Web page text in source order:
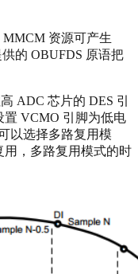
资源可产生
的 OBUFDS 原语把
ADC 芯片的 DES 引
置 VCMO 引脚为低电
以选择多路复用模
，多路复用模式的时